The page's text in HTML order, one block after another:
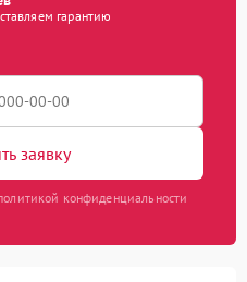
гарантию
заявку
конфиденциальности